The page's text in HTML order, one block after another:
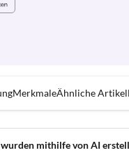
MerkmaleÄhnliche Artikel
wurden mithilfe von AI